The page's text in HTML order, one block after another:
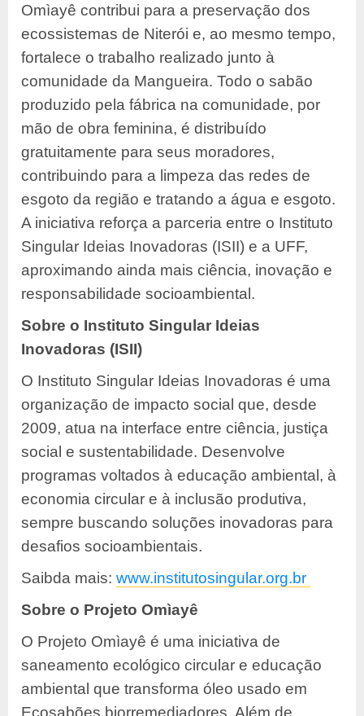
Omìayê contribui para a preservação dos
ecossistemas de Niterói e, ao mesmo tempo,
fortalece o trabalho realizado junto à
comunidade da Mangueira. Todo o sabão
produzido pela fábrica na comunidade, por
mão de obra feminina, é distribuído
gratuitamente para seus moradores,
contribuindo para a limpeza das redes de
esgoto da região e tratando a água e esgoto.
A iniciativa reforça a parceria entre o Instituto
Singular Ideias Inovadoras (ISII) e a UFF,
aproximando ainda mais ciência, inovação e
responsabilidade socioambiental.
Sobre o Instituto Singular Ideias
Inovadoras (ISII)
O Instituto Singular Ideias Inovadoras é uma
organização de impacto social que, desde
2009, atua na interface entre ciência, justiça
social e sustentabilidade. Desenvolve
programas voltados à educação ambiental, à
economia circular e à inclusão produtiva,
sempre buscando soluções inovadoras para
desafios socioambientais.
Saibda mais: www.institutosingular.org.br
Sobre o Projeto Omìayê
O Projeto Omìayê é uma iniciativa de
saneamento ecológico circular e educação
ambiental que transforma óleo usado em
Ecosabões biorremediadores. Além de